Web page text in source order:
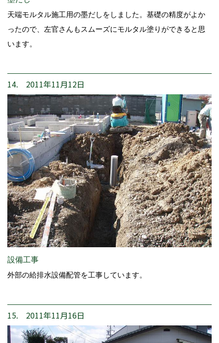
天端モルタル施工用の墨だしをしました。基礎の精度がよか
ったので、左官さんもスムーズにモルタル塗りができると思
います。
14. 2011年11月12日
設備工事
外部の給排水設備配管を工事しています。
15. 2011年11月16日